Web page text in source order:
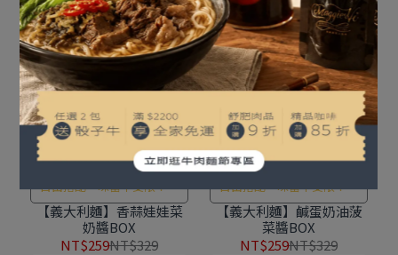
自由搭配，味蕾不受限！讓
你在豐富口味中，隨選搭配
出獨一無二的絕妙義大利麵
【義大利麵】香蒜娃娃菜
奶醬BOX
NT$259NT$329
自由搭配，味蕾不受限！讓
你在豐富口味中，隨選搭配
出獨一無二的絕妙義大利麵
【義大利麵】鹹蛋奶油菠
菜醬BOX
NT$259NT$329